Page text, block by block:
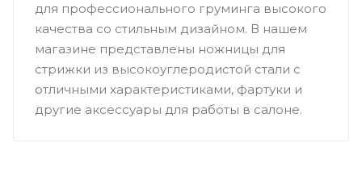
для профессионального груминга высокого
качества со стильным дизайном. В нашем
магазине представлены ножницы для
стрижки из высокоуглеродистой стали с
отличными характеристиками, фартуки и
другие аксессуары для работы в салоне.